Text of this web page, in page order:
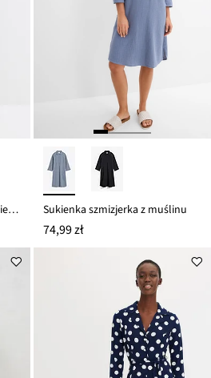
Sukienka z koszulowym kołnierzykiem, z czystej bawełny Sukienka szmizjerka z muślinu
74,99 zł